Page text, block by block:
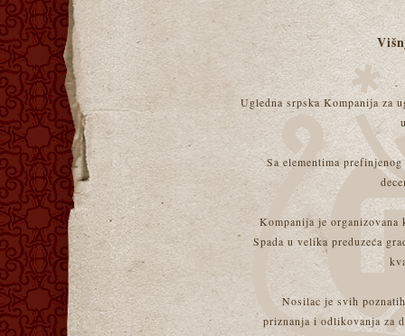
Ugledna srpska Kompanija za
Sa elementima
Kompanija je
Spada u velika preduzeća
Nosilac je svih
priznanja i odlikovanja za